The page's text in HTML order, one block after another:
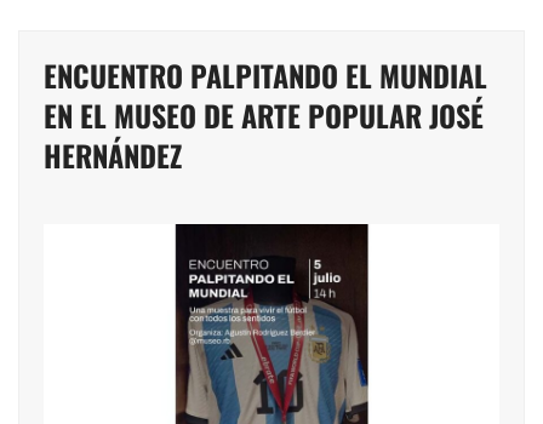
ENCUENTRO PALPITANDO EL MUNDIAL
EN EL MUSEO DE ARTE POPULAR JOSÉ
HERNÁNDEZ